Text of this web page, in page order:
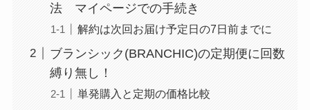
法 マイページでの手続き
解約は次回お届け予定日の7日前までに
ブランシック(BRANCHIC)の定期便に回数
縛り無し！
単発購入と定期の価格比較